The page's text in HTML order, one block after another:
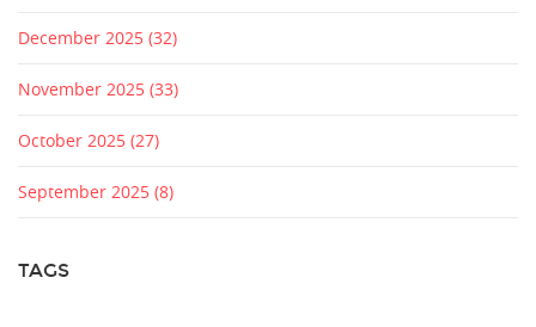
December 2025 (32)
November 2025 (33)
October 2025 (27)
September 2025 (8)
TAGS